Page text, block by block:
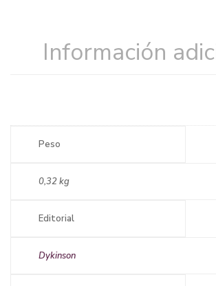
Información
Peso
0,32 kg
Editorial
Dykinson